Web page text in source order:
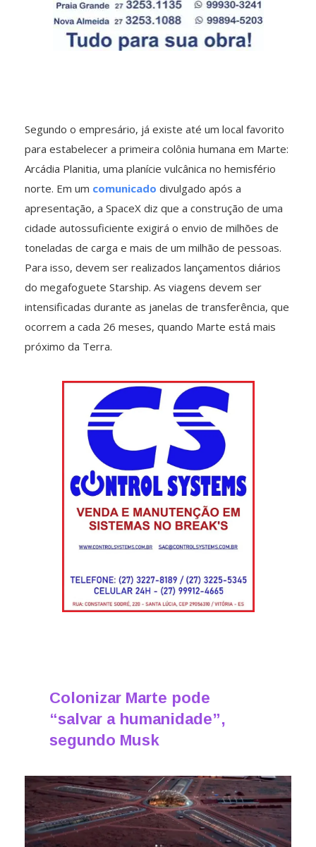
Segundo o empresário, já existe até um local favorito
para estabelecer a primeira colônia humana em Marte:
Arcádia Planitia, uma planície vulcânica no hemisfério
norte. Em um comunicado divulgado após a
apresentação, a SpaceX diz que a construção de uma
cidade autossuficiente exigirá o envio de milhões de
toneladas de carga e mais de um milhão de pessoas.
Para isso, devem ser realizados lançamentos diários
do megafoguete Starship. As viagens devem ser
intensificadas durante as janelas de transferência, que
ocorrem a cada 26 meses, quando Marte está mais
próximo da Terra.
Colonizar Marte pode
“salvar a humanidade”,
segundo Musk